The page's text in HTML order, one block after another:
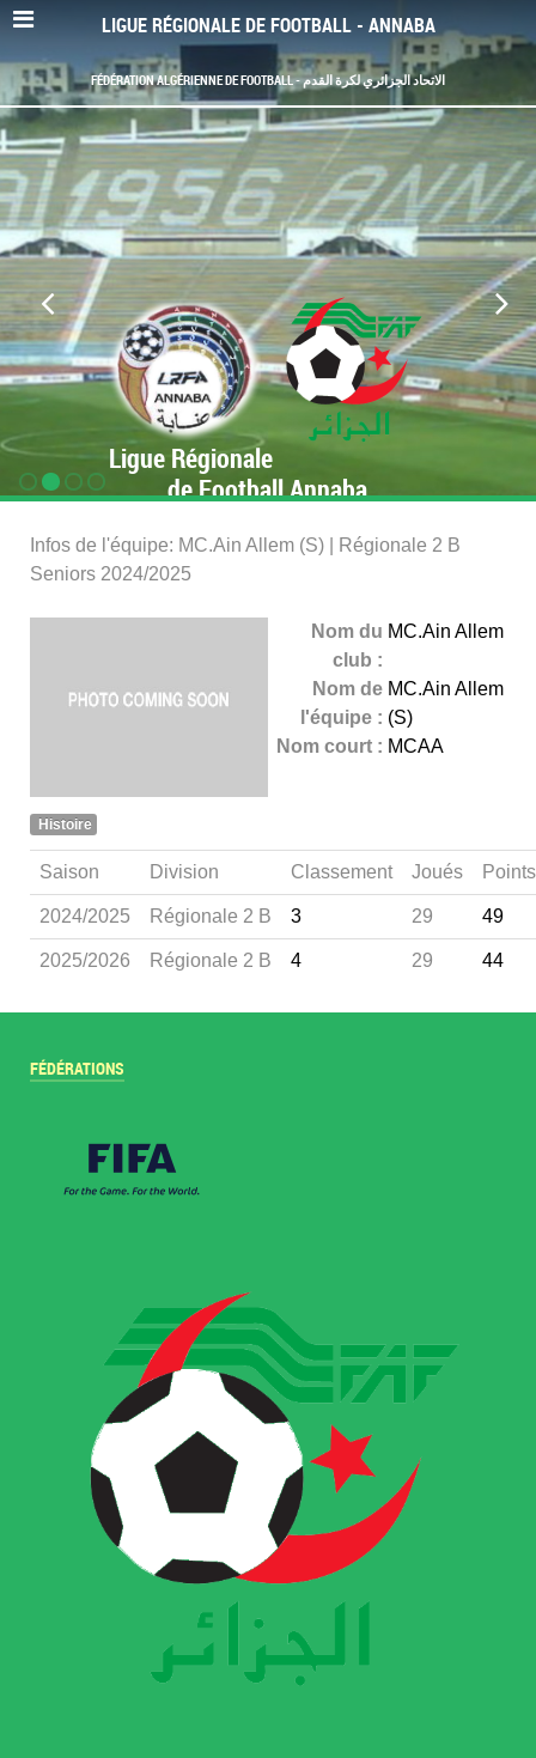
LIGUE RÉGIONALE DE FOOTBALL - ANNABA
FÉDÉRATION ALGÉRIENNE DE FOOTBALL - الاتحاد الجزائري لكرة القدم
Ligue Régionale
de Football Annaba
Infos de l'équipe: MC.Ain Allem (S) | Régionale 2 B
Seniors 2024/2025
Nom du
club :
MC.Ain Allem
Nom de
l'équipe :
MC.Ain Allem
(S)
Nom court : MCAA
Histoire
Saison Division Classement Joués Points
2024/2025 Régionale 2 B 3 29 49
2025/2026 Régionale 2 B 4 29 44
FÉDÉRATIONS